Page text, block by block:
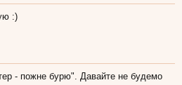
:)
- пожне бурю". Давайте не будемо